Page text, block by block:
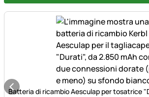
Batteria di ricambio Aesculap per tosatrice